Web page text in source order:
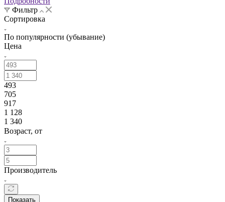
Фильтр
Сортировка
По популярности (убывание)
Цена
493
705
917
1 128
1 340
Возраст, от
Производитель
Показать